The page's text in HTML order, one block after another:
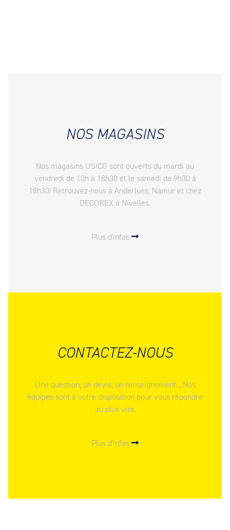
NOS MAGASINS
Nos magasins USICO sont ouverts du mardi au
vendredi de 10h à 18h30 et le samedi de 9h30 à
18h30! Retrouvez-nous à Anderlues, Namur et chez
DECOREX à Nivelles.
Plus d'infos
CONTACTEZ-NOUS
Une question, un devis, un renseignement... Nos
équipes sont à votre disposition pour vous répondre
au plus vite.
Plus d'infos